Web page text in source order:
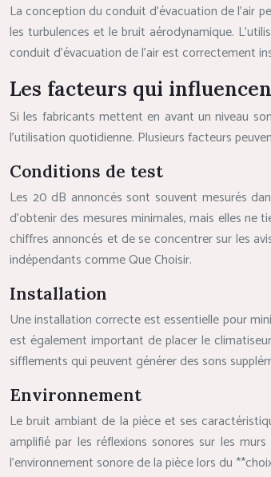
La conception du conduit d’évacuation de l’air
les turbulences et le bruit aérodynamique.
conduit d’évacuation de l’air est correctement
Les facteurs qui
Si les fabricants mettent en avant un niveau
l’utilisation quotidienne. Plusieurs facteurs
Conditions de test
Les 20 dB annoncés sont souvent mesurés
d’obtenir des mesures minimales, mais elles
chiffres annoncés et de se concentrer sur les
indépendants comme Que Choisir.
Installation
Une installation correcte est essentielle pour
est également important de placer le
sifflements qui peuvent générer des sons
Environnement
Le bruit ambiant de la pièce et ses
amplifié par les réflexions sonores sur les
l’environnement sonore de la pièce lors du